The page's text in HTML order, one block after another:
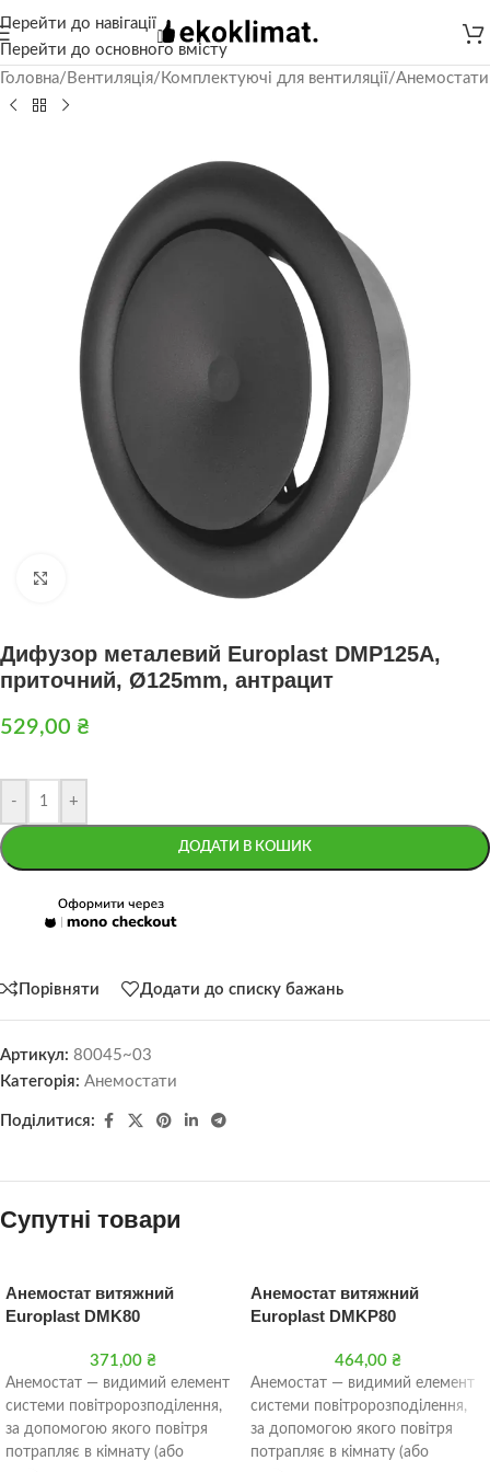
Перейти до навігації
Перейти до основного вмісту
Головна/ Вентиляція/ Комплектуючі для вентиляції/Анемостати
Натисніть, щоб збільшити
Дифузор металевий Europlast DMP125A,
приточний, Ø125mm, антрацит
529,00 ₴
- +
ДОДАТИ В КОШИК
Порівняти Додати до списку бажань
Артикул: 80045~03
Категорія: Анемостати
Поділитися:
Супутні товари
Анемостат витяжний
Europlast DMK80
371,00 ₴
Анемостат — видимий елемент
системи повітророзподілення,
за допомогою якого повітря
потрапляє в кімнату (або
Анемостат витяжний
Europlast DMKP80
464,00 ₴
Анемостат — видимий елемент
системи повітророзподілення,
за допомогою якого повітря
потрапляє в кімнату (або